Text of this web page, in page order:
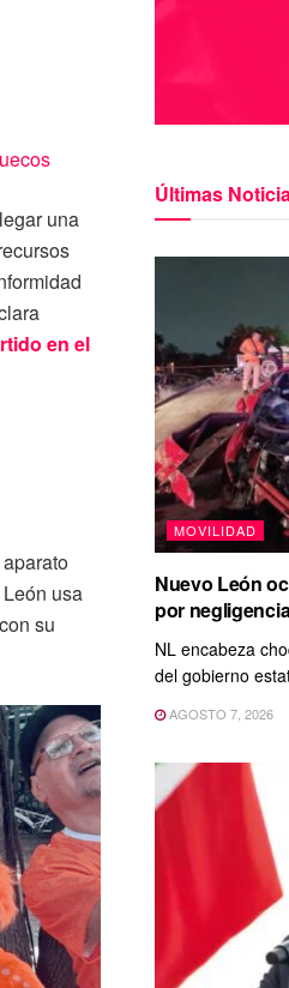
una
en el
usa
con su
Últimas
MOVILIDAD
Nuevo León
por
NL encabeza
del gobierno
AGOSTO 7, 2026